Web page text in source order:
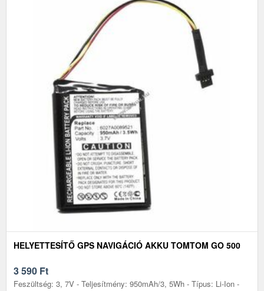
HELYETTESÍTŐ GPS NAVIGÁCIÓ AKKU TOMTOM GO 500
3 590 Ft
Feszültség: 3, 7V - Teljesítmény: 950mAh/3, 5Wh - Típus: Li-Ion -